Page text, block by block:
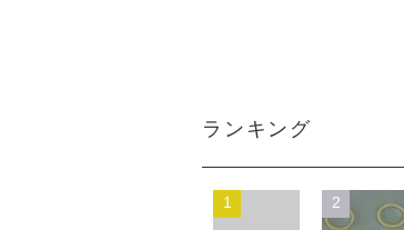
ランキング
1 2